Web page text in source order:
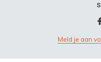
Meld je aan